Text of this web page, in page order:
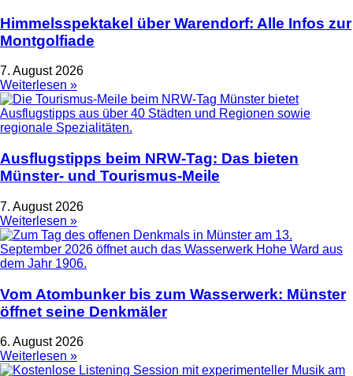
Himmelsspektakel über Warendorf: Alle Infos zur
Montgolfiade
7. August 2026
Weiterlesen »
Ausflugstipps beim NRW-Tag: Das bieten
Münster- und Tourismus-Meile
7. August 2026
Weiterlesen »
Vom Atombunker bis zum Wasserwerk: Münster
öffnet seine Denkmäler
6. August 2026
Weiterlesen »